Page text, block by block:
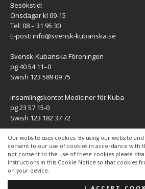
Our website uses cookies. By using our website
consent to our use of cookies in accordance with
not consent to the use of these cookies please
instructions in this Cookie Notice so that cookies
on your device.
Besökstid:
Onsdagar kl 09-15
Tel: 08 – 31 95 30
E-post: info@svensk-kubanska.se
Svensk-Kubanska Föreningen
pg 40 54 11–0
Swish 123 589 09 75
Insamlingskontot Mediciner för Kuba
pg 23 57 15-0
Swish 123 182 37 72
KONTAKT
Kontaktuppgifter